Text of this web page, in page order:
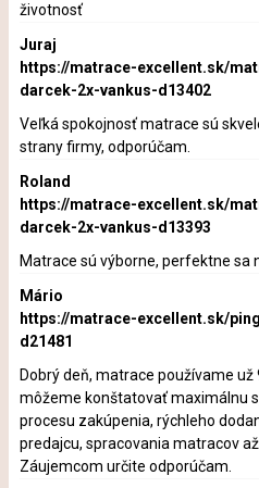
životnosť
Juraj
https://matrace-excellent.sk/
darcek-2x-vankus-d13402
Veľká spokojnosť matrace sú
strany firmy, odporúčam.
Roland
https://matrace-excellent.sk/
darcek-2x-vankus-d13393
Matrace sú výborne, perfektne sa
Mário
https://matrace-excellent.sk/
d21481
Dobrý deň, matrace používame
môžeme konštatovať maximálnu
procesu zakúpenia, rýchleho
predajcu, spracovania matracov
Záujemcom určite odporúčam.